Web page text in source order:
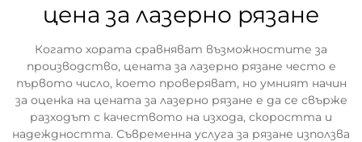
цена за лазерно рязане
Когато хората сравняват възможностите за
производство, цената за лазерно рязане често е
първото число, което проверяват, но умният начин
за оценка на цената за лазерно рязане е да се свърже
разходът с качеството на изхода, скоростта и
надеждността. Съвременна услуга за рязане използва